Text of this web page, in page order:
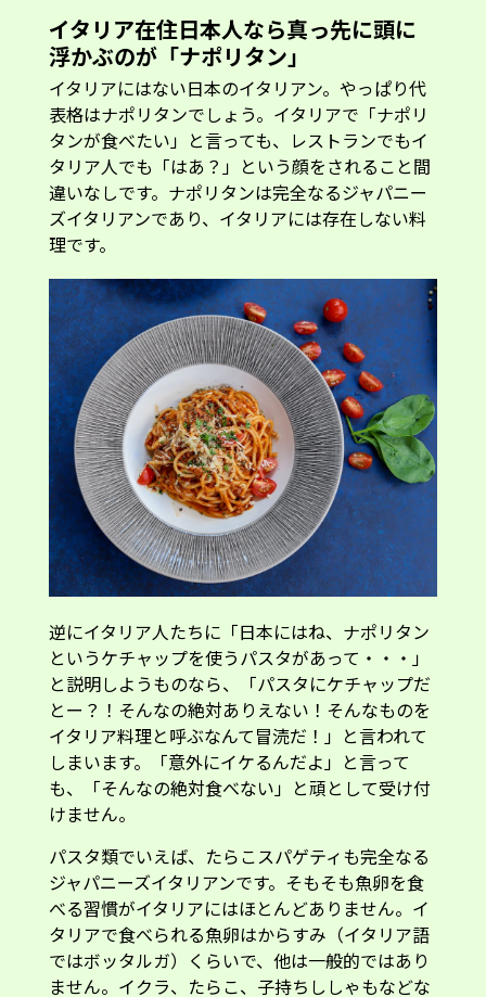
イタリア在住日本人なら真っ先に頭に
浮かぶのが「ナポリタン」
イタリアにはない日本のイタリアン。やっぱり代
表格はナポリタンでしょう。イタリアで「ナポリ
タンが食べたい」と言っても、レストランでもイ
タリア人でも「はあ？」という顔をされること間
違いなしです。ナポリタンは完全なるジャパニー
ズイタリアンであり、イタリアには存在しない料
理です。
逆にイタリア人たちに「日本にはね、ナポリタン
というケチャップを使うパスタがあって・・・」
と説明しようものなら、「パスタにケチャップだ
とー？！そんなの絶対ありえない！そんなものを
イタリア料理と呼ぶなんて冒涜だ！」と言われて
しまいます。「意外にイケるんだよ」と言って
も、「そんなの絶対食べない」と頑として受け付
けません。
パスタ類でいえば、たらこスパゲティも完全なる
ジャパニーズイタリアンです。そもそも魚卵を食
べる習慣がイタリアにはほとんどありません。イ
タリアで食べられる魚卵はからすみ（イタリア語
ではボッタルガ）くらいで、他は一般的ではあり
ません。イクラ、たらこ、子持ちししゃもなどな